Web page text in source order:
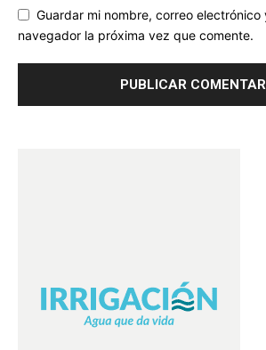
Guardar mi nombre, correo
navegador la próxima vez que comente.